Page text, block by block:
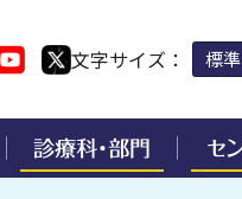
文字サイズ 標準